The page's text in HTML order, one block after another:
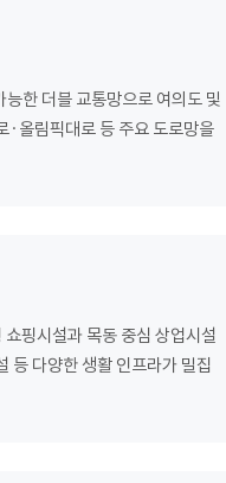
한 더블 교통망으로 여의도 및
·올림픽대로 등 주요 도로망을
핑시설과 목동 중심 상업시설
등 다양한 생활 인프라가 밀집